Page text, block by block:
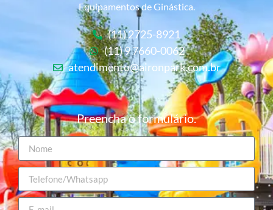
Equipamentos de Ginástica.
(11) 2725-8921
(11) 9 7660-0062
atendimento@aironpark.com.br
Preencha o formulário.